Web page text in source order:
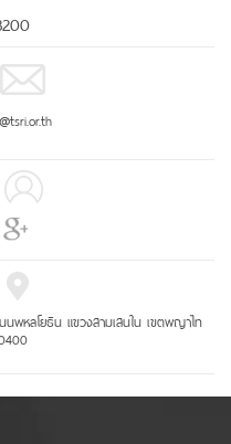
พหลโยธิน แขวงสามเสนใน เขตพญาไท